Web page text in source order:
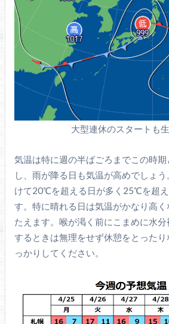
大型連休のスタートも
気温は特に週の半ばごろまでこの時
し、雨が降る日も気温が高めでしょ
けて20℃を超える日が多く25℃を超
す。特に晴れる日は気温がかなり高く
たえます。喉が渇く前にこまめに水
するときは無理をせず休憩をとった
っかりしてください。